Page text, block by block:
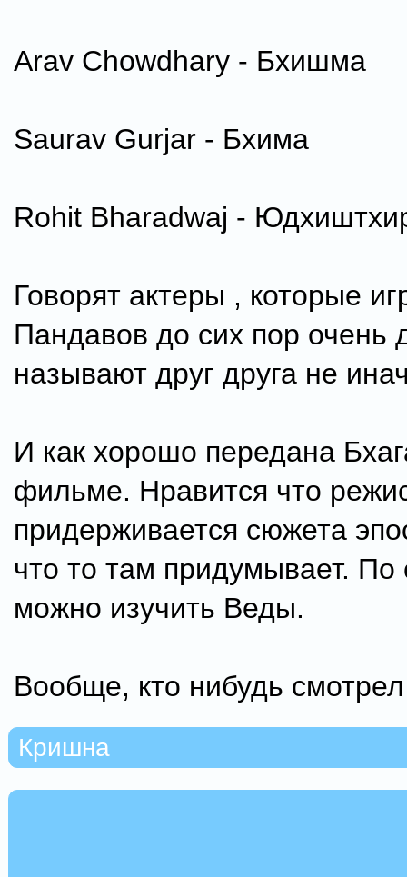
Arav Chowdhary - Бхишма
Saurav Gurjar - Бхима
Rohit Bharadwaj -
Говорят актеры , которые
Пандавов до сих пор очень
называют друг друга не
И как хорошо передана
фильме. Нравится что
придерживается сюжета
что то там придумывает. По
можно изучить Веды.
Вообще, кто нибудь
Кришна